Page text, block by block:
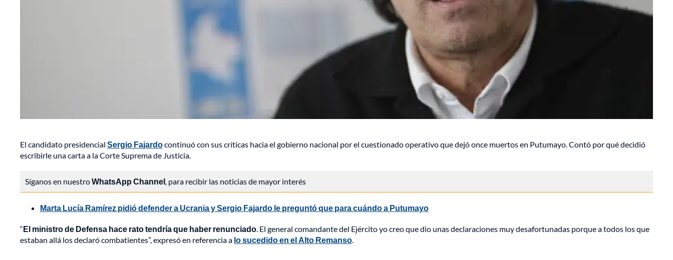
El candidato presidencial Sergio Fajardocontinuó con sus críticas hacia el gobierno nacional por el cuestionado operativo que dejó once muertos en Putumayo. Contó por qué decidió
escribirle una carta a la Corte Suprema de Justicia.
Síganos en nuestroWhatsApp Channel , para recibir las noticias de mayor interés
Marta Lucía Ramírez pidió defender a Ucrania y Sergio Fajardo le preguntó que para cuándo a Putumayo
“El ministro de Defensa hace rato tendría que haber renunciado . El general comandante del Ejército yo creo que dio unas declaraciones muy desafortunadas porque a todos los que
estaban allá los declaró combatientes”, expresó en referencia a lo sucedido en el Alto Remanso